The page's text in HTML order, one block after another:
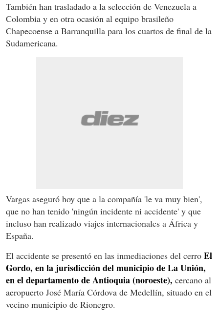
También han trasladado a la selección de Venezuela a
Colombia y en otra ocasión al equipo brasileño
Chapecoense a Barranquilla para los cuartos de final de la
Sudamericana.
Vargas aseguró hoy que a la compañía 'le va muy bien',
que no han tenido 'ningún incidente ni accidente' y que
incluso han realizado viajes internacionales a África y
España.
El accidente se presentó en las inmediaciones del cerro El
Gordo, en la jurisdicción del municipio de La Unión,
en el departamento de Antioquia (noroeste), cercano al
aeropuerto José María Córdova de Medellín, situado en el
vecino municipio de Rionegro.